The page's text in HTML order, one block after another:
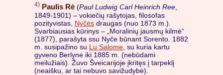
4) Paulis Rė (Paul Ludwig Carl Heinrich Ree
1849-1901) – vokiečių rašytojas, filosofas
pozityvistas, Nyčės draugas (nuo 1873 m.).
Svarbiausias kūrinys – „Moralinių jausmų kilmė“
(1877), parašyta ssu Nyče būnant Sorento. 1882
m. susipažino su Lu Salome , su kuria kartu
gyveno Berlyne iki 1885 m. (nebūdami
meilužiais). Žuvo Šveicarijoje įkritęs į tarpeklį
(neaišku, ar tai nebuvo savižudybė).